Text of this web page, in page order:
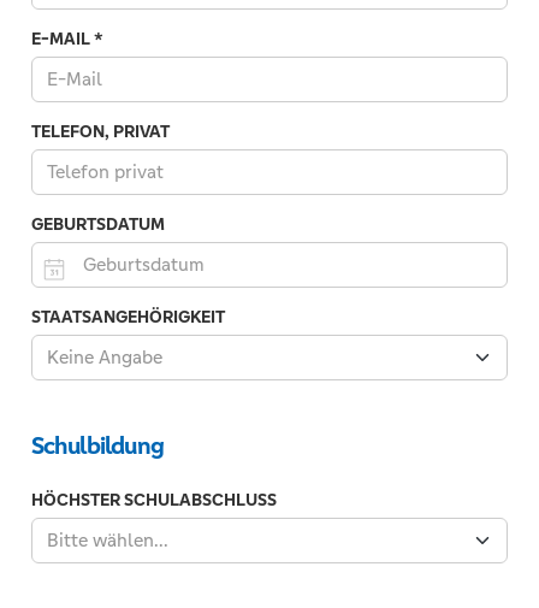
E-MAIL*
TELEFON, PRIVAT
sind
nur
Zahlen
und
die
Zeichen
Minus,
und
das
Leerzeichen
GEBURTSDATUM
Beispiel:
01.10.2026
STAATSANGEHÖRIGKEIT
Keine Angabe
Schulbildung
HÖCHSTER SCHULABSCHLUSS
Bitte wählen...